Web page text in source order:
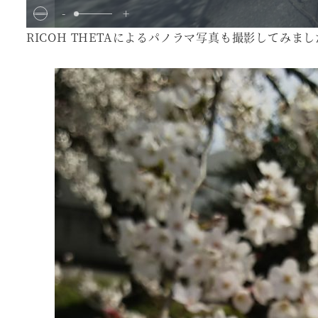
-
+
RICOH THETAによるパノラマ写真も撮影してみま